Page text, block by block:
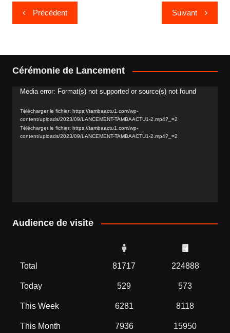
Navigation
de
Précédent Suivant
Cérémonie de Lancement
Lecteur
Media error: Format(s) not supported or source(s) not found
Télécharger le fichier: https://tambaactu1.com/wp-
content/uploads/2023/09/LANCEMENT-TAMBAACTU1-2.mp4?_=2
Télécharger le fichier: https://tambaactu1.com/wp-
content/uploads/2023/09/LANCEMENT-TAMBAACTU1-2.mp4?_=2
Audience de visite
Total 81717 224888
Today 529 573
This Week 6281 8118
This Month 7936 15950